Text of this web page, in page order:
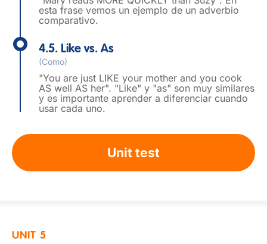
esta frase vemos un ejemplo de un adverbio
comparativo.
4.5. Like vs. As
(Como)
"You are just LIKE your mother and you cook
AS well AS her". "Like" y "as" son muy similares
y es importante aprender a diferenciar cuando
usar cada uno.
Unit test
UNIT 5